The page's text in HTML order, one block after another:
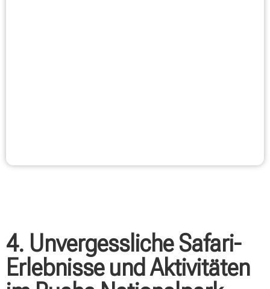
4. Unvergessliche Safari-
Erlebnisse und Aktivitäten